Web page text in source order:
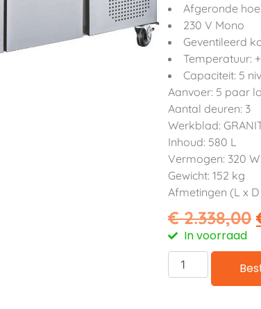
Afgeronde
230 V Mono
Geventileerd
Temperatuur:
Capaciteit: 5
Aanvoer: 5 paar
Aantal deuren: 3
Werkblad:
Inhoud: 580 L
Vermogen: 320 W
Gewicht: 152 kg
Afmetingen (L x
€2.338,00
In voorraad